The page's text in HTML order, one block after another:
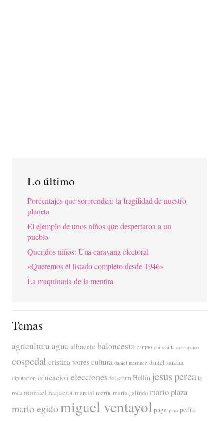
Lo último
Porcentajes que sorprenden: la fragilidad de nuestro
planeta
El ejemplo de unos niños que despertaron a un
pueblo
Queridos niños: Una caravana electoral
«Queremos el listado completo desde 1946»
La maquinaria de la mentira
Temas
agriculturaagua albacete baloncesto campo chinchilla corrupcion
cospedal cristina torres cultura daniel martinez daniel sancha
diputacion educacion elecciones felicium Hellín jesus perea la
roda manuel requena marcial marin maria galindo mario plaza
marto egidomiguel ventayol page paro pedro